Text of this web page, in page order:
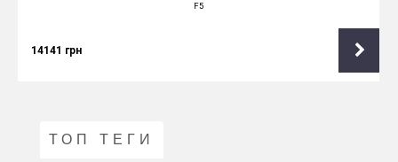
F5
14141 грн
ТОП ТЕГИ